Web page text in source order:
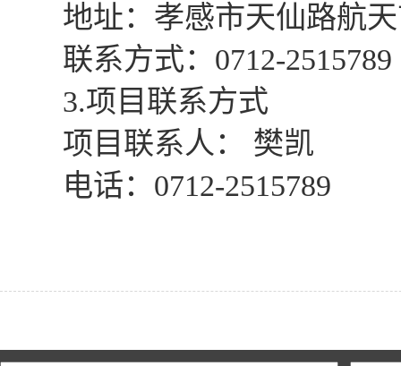
地址：孝感市天仙路航
联系方式：0712-2515789
3.项目联系方式
项目联系人： 樊凯
电话：0712-2515789